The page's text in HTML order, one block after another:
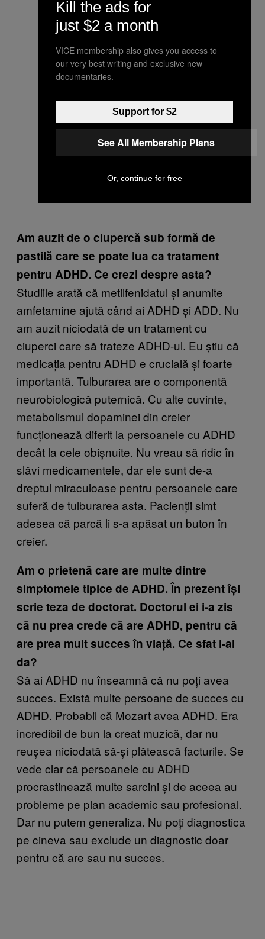
Am auzit de o ciupercă sub formă de
pastilă care se poate lua ca tratament
pentru ADHD. Ce crezi despre asta?
Studiile arată că metilfenidatul și anumite
amfetamine ajută când ai ADHD și ADD. Nu
am auzit niciodată de un tratament cu
ciuperci care să trateze ADHD-ul. Eu știu că
medicația pentru ADHD e crucială și foarte
importantă. Tulburarea are o componentă
neurobiologică puternică. Cu alte cuvinte,
metabolismul dopaminei din creier
funcționează diferit la persoanele cu ADHD
decât la cele obișnuite. Nu vreau să ridic în
slăvi medicamentele, dar ele sunt de-a
dreptul miraculoase pentru persoanele care
suferă de tulburarea asta. Pacienții simt
adesea că parcă li s-a apăsat un buton în
creier.
Am o prietenă care are multe dintre
simptomele tipice de ADHD. În prezent își
scrie teza de doctorat. Doctorul ei i-a zis
că nu prea crede că are ADHD, pentru că
are prea mult succes în viață. Ce sfat i-ai
da?
Să ai ADHD nu înseamnă că nu poți avea
succes. Există multe persoane de succes cu
ADHD. Probabil că Mozart avea ADHD. Era
incredibil de bun la creat muzică, dar nu
reușea niciodată să-și plătească facturile. Se
vede clar că persoanele cu ADHD
procrastinează multe sarcini și de aceea au
probleme pe plan academic sau profesional.
Dar nu putem generaliza. Nu poți diagnostica
pe cineva sau exclude un diagnostic doar
pentru că are sau nu succes.
Kill the ads for
just $2 a month
VICE membership also gives you access to
our very best writing and exclusive new
documentaries.
Support for $2
See All Membership Plans
Or, continue for free